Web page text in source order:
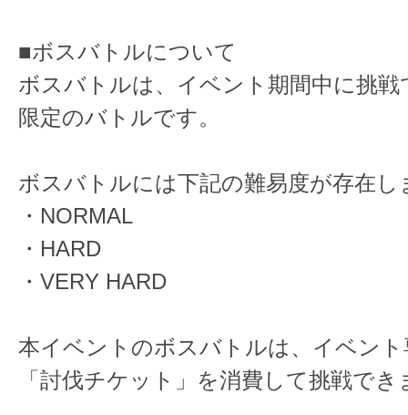
■ボスバトルについて
ボスバトルは、イベント期間中に挑
限定のバトルです。
ボスバトルには下記の難易度が存在し
・NORMAL
・HARD
・VERY HARD
本イベントのボスバトルは、イベン
「討伐チケット」を消費して挑戦でき